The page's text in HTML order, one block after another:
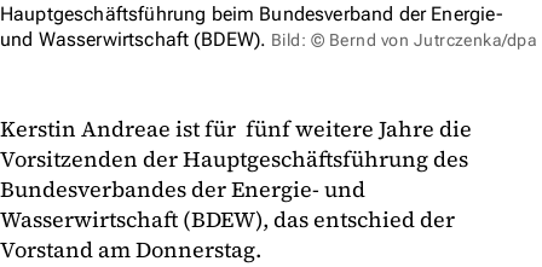
Hauptgeschäftsführung beim Bundesverband der Energie-
und Wasserwirtschaft (BDEW). Bild: © Bernd von Jutrczenka/dpa
Kerstin Andreae ist für fünf weitere Jahre die
Vorsitzenden der Hauptgeschäftsführung des
Bundesverbandes der Energie- und
Wasserwirtschaft (BDEW), das entschied der
Vorstand am Donnerstag.